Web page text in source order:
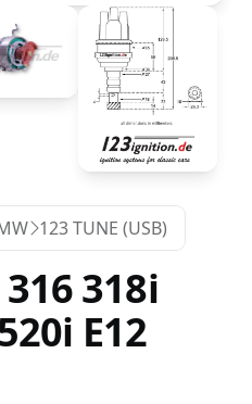
123 TUNE (USB)
318i
E12